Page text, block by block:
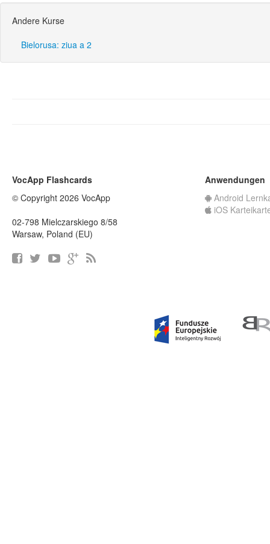
Andere Kurse
Bielorusa: ziua a 2
VocApp Flashcards
© Copyright 2026 VocApp
02-798 Mielczarskiego 8/58
Warsaw, Poland (EU)
Anwendungen
Android
iOS